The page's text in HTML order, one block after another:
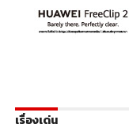
เรื่องเด่น